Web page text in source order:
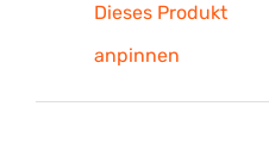
Dieses Produkt
anpinnen